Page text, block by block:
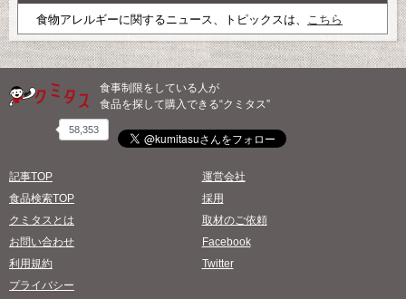
食物アレルギーに関するニュース、トピックスは、 こちら
食事制限をしている人が
食品を探して購入できる“クミタス”
58,353
記事TOP
食品検索TOP
クミタスとは
お問い合わせ
利用規約
プライバシー
運営会社
採用
取材のご依頼
Facebook
Twitter